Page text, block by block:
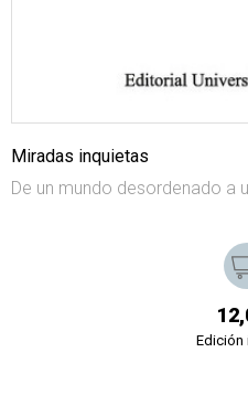
Miradas inquietas
De un mundo desordenado a
Edición